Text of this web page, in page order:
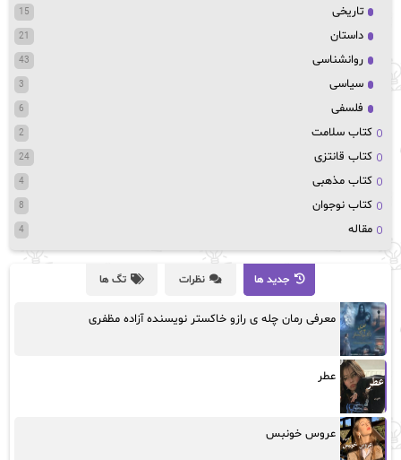
تاریخی 15
داستان 21
روانشناسی 43
سیاسی 3
فلسفی 6
کتاب سلامت 2
کتاب قانتزی 24
کتاب مذهبی 4
کتاب نوجوان 8
مقاله 4
جدید ها نظرات تگ ها
معرفی رمان چله ی رازو خاکستر نویسنده آزاده مظفری
عطر
عروس خونبس